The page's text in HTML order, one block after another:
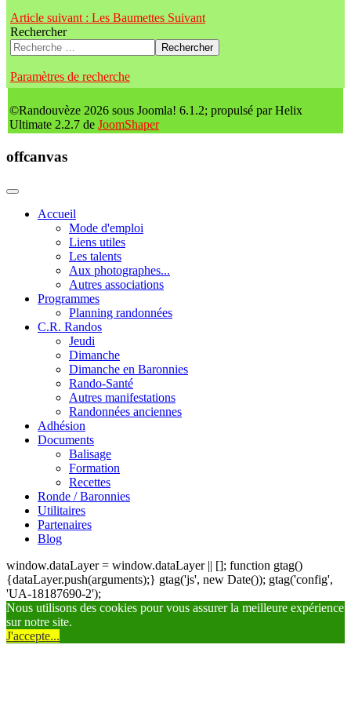
Article suivant : Les Baumettes Suivant
Rechercher
Rechercher
Paramètres de recherche
©Randouvèze 2026 sous Joomla! 6.1.2; propulsé par Helix
Ultimate 2.2.7 de JoomShaper
offcanvas
Accueil
Mode d'emploi
Liens utiles
Les talents
Aux photographes...
Autres associations
Programmes
Planning randonnées
C.R. Randos
Jeudi
Dimanche
Dimanche en Baronnies
Rando-Santé
Autres manifestations
Randonnées anciennes
Adhésion
Documents
Balisage
Formation
Recettes
Ronde / Baronnies
Utilitaires
Partenaires
Blog
window.dataLayer = window.dataLayer || []; function gtag()
{dataLayer.push(arguments);} gtag('js', new Date()); gtag('config',
'UA-18187690-2');
Nous utilisons des cookies pour vous assurer la meilleure expérience
sur notre site.
J'accepte...